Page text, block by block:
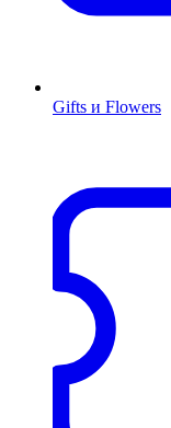
Gifts и Flowers